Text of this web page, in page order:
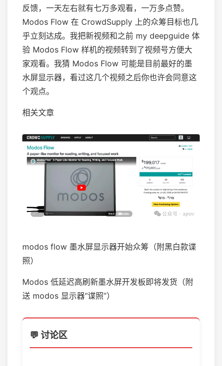
反馈，一天左右就有七万多观看，一万多点赞。
Modos Flow 在 CrowdSupply 上的众筹目标也几
乎立刻达成。我把新视频和之前 my deepguide 体
验 Modos Flow 样机的视频转到了视频号方便大
家观看。我猜 Modos Flow 可能是目前最好的墨
水屏显示器，看过这几个视频之后你也许会同意这
个观点。
相关文章
modos flow 墨水屏显示器开始众筹（附黑白款谍
照）
Modos 低延迟高刷新墨水屏开发板即将发货（附
送 modos 显示器“谍照”）
💬 讨论区